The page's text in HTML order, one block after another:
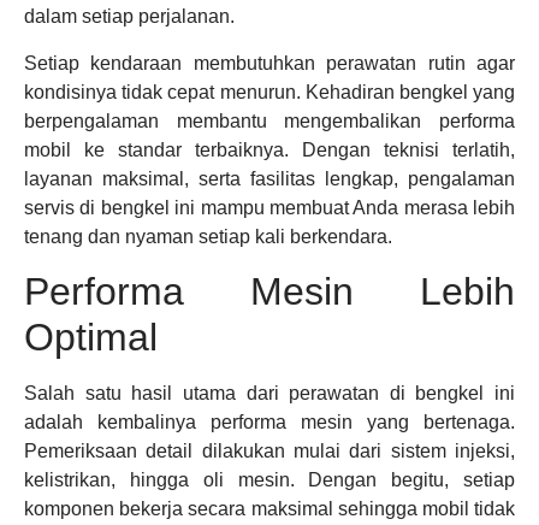
dalam setiap perjalanan.
Setiap kendaraan membutuhkan perawatan rutin agar
kondisinya tidak cepat menurun. Kehadiran bengkel yang
berpengalaman membantu mengembalikan performa
mobil ke standar terbaiknya. Dengan teknisi terlatih,
layanan maksimal, serta fasilitas lengkap, pengalaman
servis di bengkel ini mampu membuat Anda merasa lebih
tenang dan nyaman setiap kali berkendara.
Performa Mesin Lebih
Optimal
Salah satu hasil utama dari perawatan di bengkel ini
adalah kembalinya performa mesin yang bertenaga.
Pemeriksaan detail dilakukan mulai dari sistem injeksi,
kelistrikan, hingga oli mesin. Dengan begitu, setiap
komponen bekerja secara maksimal sehingga mobil tidak